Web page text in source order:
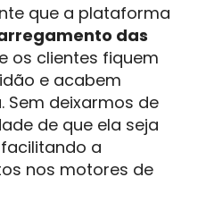
que a plataforma
das
os clientes fiquem
e acabem
Sem deixarmos de
de que ela seja
a
nos motores de